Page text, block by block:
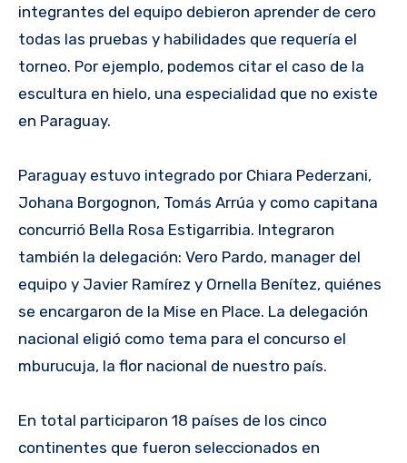
integrantes del equipo debieron aprender de cero
todas las pruebas y habilidades que requería el
torneo. Por ejemplo, podemos citar el caso de la
escultura en hielo, una especialidad que no existe
en Paraguay.
Paraguay estuvo integrado por Chiara Pederzani,
Johana Borgognon, Tomás Arrúa y como capitana
concurrió Bella Rosa Estigarribia. Integraron
también la delegación: Vero Pardo, manager del
equipo y Javier Ramírez y Ornella Benítez, quiénes
se encargaron de la Mise en Place. La delegación
nacional eligió como tema para el concurso el
mburucuja, la flor nacional de nuestro país.
En total participaron 18 países de los cinco
continentes que fueron seleccionados en